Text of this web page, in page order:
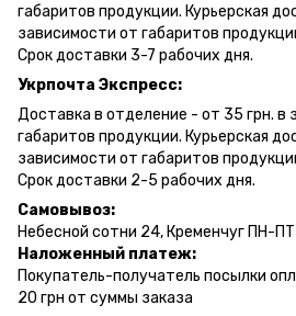
габаритов продукции. Курьерская
зависимости от габаритов
Срок доставки 3-7 рабочих дня.
Укрпочта Экспресс:
Доставка в отделение - от 35 грн. в
габаритов продукции. Курьерская
зависимости от габаритов
Срок доставки 2-5 рабочих дня.
Самовывоз:
Небесной сотни 24, Кременчуг ПН-
Наложенный платеж:
Покупатель-получатель посылки
20 грн от суммы заказа